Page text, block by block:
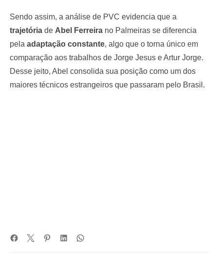
Sendo assim, a análise de PVC evidencia que a
trajetória de Abel Ferreira no Palmeiras se diferencia
pela adaptação constante, algo que o torna único em
comparação aos trabalhos de Jorge Jesus e Artur Jorge.
Desse jeito, Abel consolida sua posição como um dos
maiores técnicos estrangeiros que passaram pelo Brasil.